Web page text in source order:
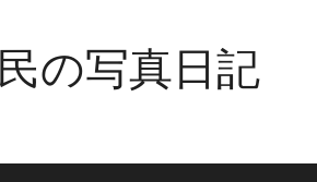
の写真日記